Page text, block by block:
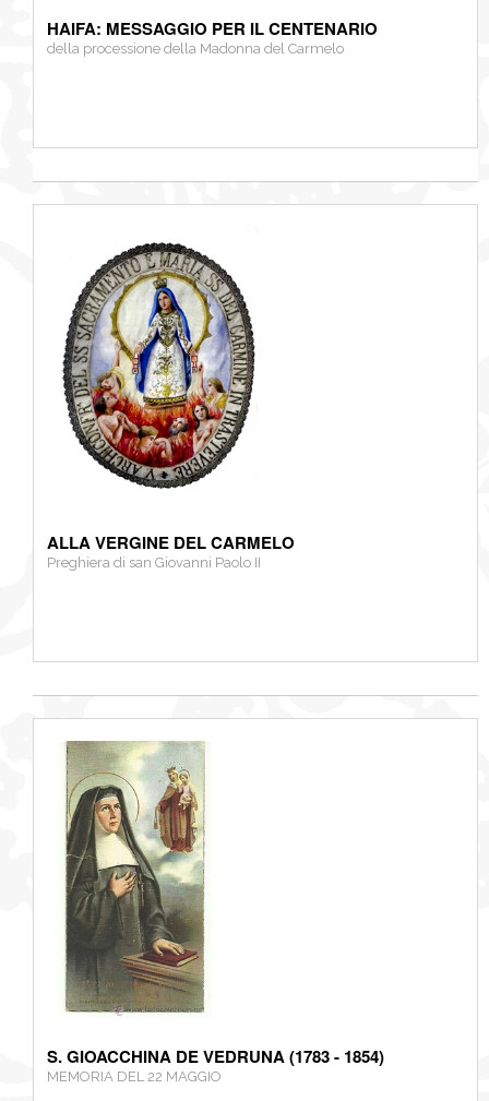
HAIFA: MESSAGGIO PER IL CENTENARIO
della processione della Madonna del Carmelo
ALLA VERGINE DEL CARMELO
Preghiera di san Giovanni Paolo II
S. GIOACCHINA DE VEDRUNA (1783 - 1854)
MEMORIA DEL 22 MAGGIO